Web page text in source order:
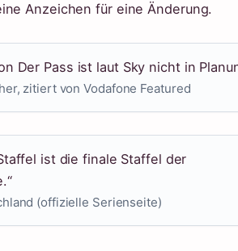
Anzeichen für eine Änderung.
Der Pass ist laut Sky nicht in
zitiert von Vodafone Featured
ist die finale Staffel der
(offizielle Serienseite)